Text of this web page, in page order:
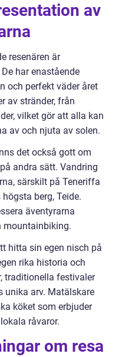
av
resenären är
har enastående
och perfekt väder året
av stränder, från
vilket gör att alla kan
av och njuta av solen.
det också gott om
andra sätt. Vandring
särskilt på Teneriffa
berg, Teide.
äventyrarna
mountainbiking.
hitta sin egen nisch på
rika historia och
traditionella festivaler
unika arv. Matälskare
köket som erbjuder
råvaror.
om resa